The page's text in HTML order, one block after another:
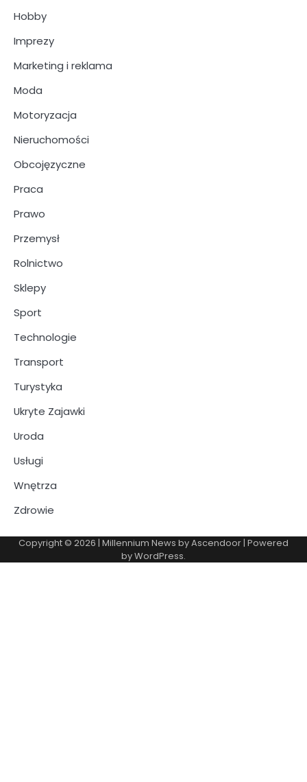
Hobby
Imprezy
Marketing i reklama
Moda
Motoryzacja
Nieruchomości
Obcojęzyczne
Praca
Prawo
Przemysł
Rolnictwo
Sklepy
Sport
Technologie
Transport
Turystyka
Ukryte Zajawki
Uroda
Usługi
Wnętrza
Zdrowie
Copyright © 2026 | Millennium News byAscendoor | Powered
byWordPress.